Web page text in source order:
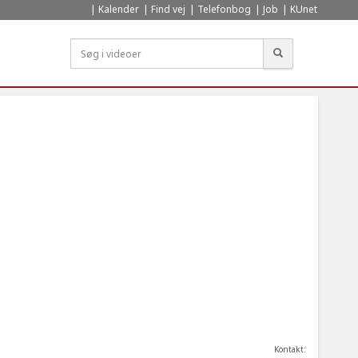
Kalender Find vej Telefonbog Job KUnet
Kontakt: